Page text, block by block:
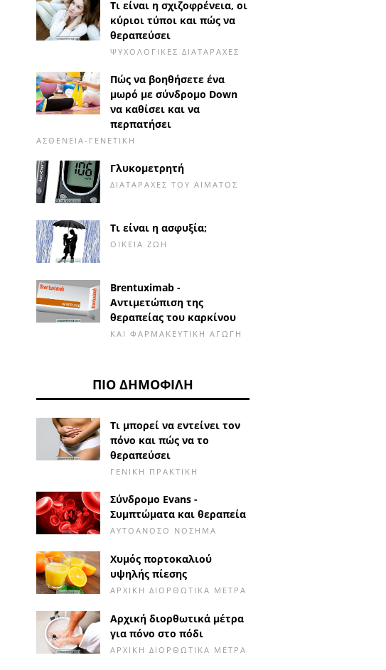
Τι είναι η σχιζοφρένεια, οι
κύριοι τύποι και πώς να
θεραπεύσει
ΨΥΧΟΛΟΓΙΚΈΣ ΔΙΑΤΑΡΑΧΈΣ
Πώς να βοηθήσετε ένα
μωρό με σύνδρομο Down
να καθίσει και να
περπατήσει
ΑΣΘΈΝΕΙΑ-ΓΕΝΕΤΙΚΉ
Γλυκομετρητή
ΔΙΑΤΑΡΑΧΈΣ ΤΟΥ ΑΊΜΑΤΟΣ
Τι είναι η ασφυξία;
ΟΙΚΕΊΑ ΖΩΉ
Brentuximab -
Αντιμετώπιση της
θεραπείας του καρκίνου
ΚΑΙ ΦΑΡΜΑΚΕΥΤΙΚΉ ΑΓΩΓΉ
ΠΙΟ ΔΗΜΟΦΙΛΉ
Τι μπορεί να εντείνει τον
πόνο και πώς να το
θεραπεύσει
ΓΕΝΙΚΉ ΠΡΑΚΤΙΚΉ
Σύνδρομο Evans -
Συμπτώματα και θεραπεία
ΑΥΤΟΆΝΟΣΟ ΝΌΣΗΜΑ
Χυμός πορτοκαλιού
υψηλής πίεσης
ΑΡΧΙΚΉ ΔΙΟΡΘΩΤΙΚΆ ΜΈΤΡΑ
Αρχική διορθωτικά μέτρα
για πόνο στο πόδι
ΑΡΧΙΚΉ ΔΙΟΡΘΩΤΙΚΆ ΜΈΤΡΑ